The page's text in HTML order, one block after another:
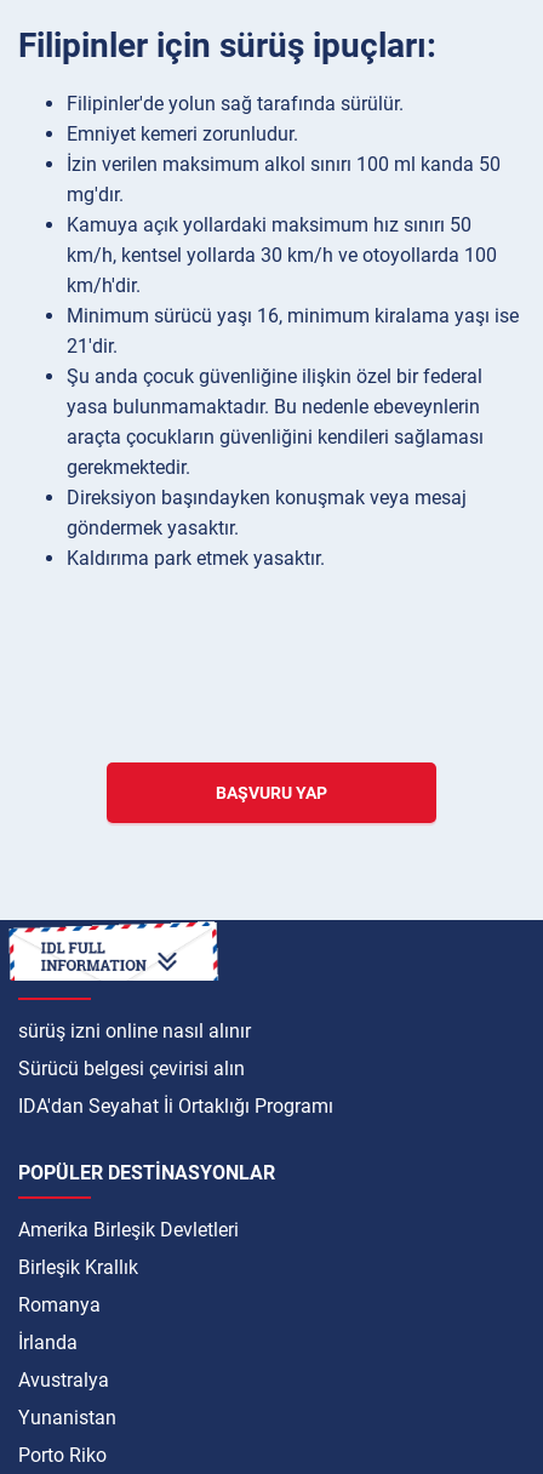
Filipinler için sürüş ipuçları:
Filipinler'de yolun sağ tarafında sürülür.
Emniyet kemeri zorunludur.
İzin verilen maksimum alkol sınırı 100 ml kanda 50
mg'dır.
Kamuya açık yollardaki maksimum hız sınırı 50
km/h, kentsel yollarda 30 km/h ve otoyollarda 100
km/h'dir.
Minimum sürücü yaşı 16, minimum kiralama yaşı ise
21'dir.
Şu anda çocuk güvenliğine ilişkin özel bir federal
yasa bulunmamaktadır. Bu nedenle ebeveynlerin
araçta çocukların güvenliğini kendileri sağlaması
gerekmektedir.
Direksiyon başındayken konuşmak veya mesaj
göndermek yasaktır.
Kaldırıma park etmek yasaktır.
BAŞVURU YAP
ULUSLARARASI
sürüş izni online nasıl alınır
Sürücü belgesi çevirisi alın
IDA'dan Seyahat İi Ortaklığı Programı
POPÜLER DESTINASYONLAR
Amerika Birleşik Devletleri
Birleşik Krallık
Romanya
İrlanda
Avustralya
Yunanistan
Porto Riko